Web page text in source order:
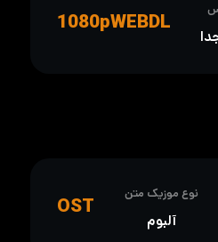
1080pWEBDL
نوع موزیک متن
آلبوم
OST